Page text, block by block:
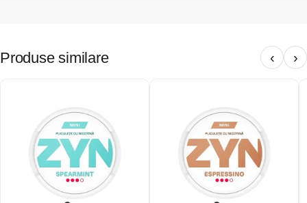
Produse similare ‹ ›